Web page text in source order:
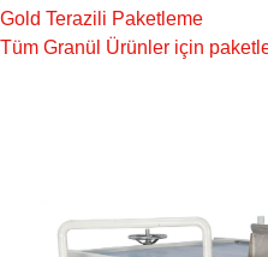
Gold Terazili Paketleme
Tüm Granül Ürünler için